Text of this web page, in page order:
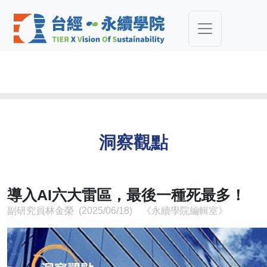
洞察觀點
導入AI六大雷區，最後一種死最多！
副研究員林金榮 (2025/06/18) 《永續學院編輯室》